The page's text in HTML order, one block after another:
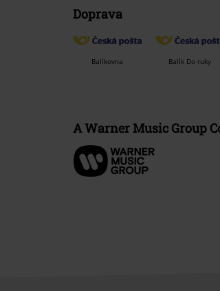
Doprava
Balíkovna Balík Do ruky
A Warner Music Group